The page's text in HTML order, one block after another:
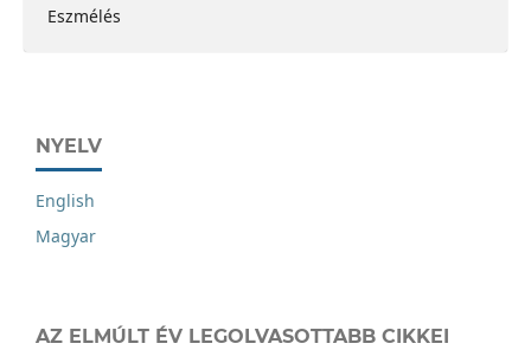
Eszmélés
NYELV
English
Magyar
AZ ELMÚLT ÉV LEGOLVASOTTABB CIKKEI